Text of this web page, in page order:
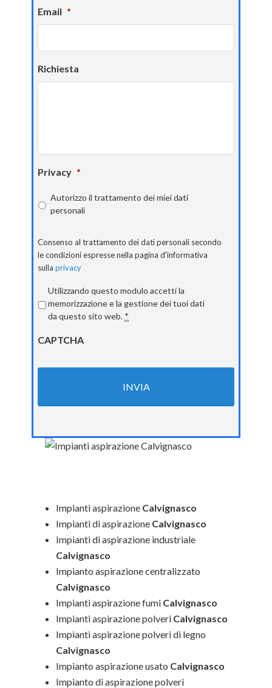
Email *
Richiesta
Privacy *
Autorizzo il trattamento dei miei dati
personali
Consenso al trattamento dei dati personali secondo
le condizioni espresse nella pagina d'informativa
sullaprivacy
Privacy *
Utilizzando questo modulo accetti la
memorizzazione e la gestione dei tuoi dati
da questo sito web. *
CAPTCHA
Impianti aspirazione Calvignasco
Impianti di aspirazione Calvignasco
Impianti di aspirazione industriale
Calvignasco
Impianto aspirazione centralizzato
Calvignasco
Impianti aspirazione fumi Calvignasco
Impianti aspirazione polveri Calvignasco
Impianti aspirazione polveri di legno
Calvignasco
Impianto aspirazione usato Calvignasco
Impianto di aspirazione polveri